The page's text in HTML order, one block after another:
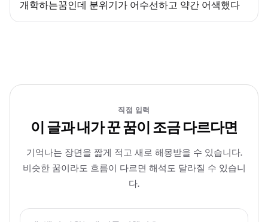
개학하는꿈인데 분위기가 어수선하고 약간 어색했다
직접 입력
이 글과 내가 꾼 꿈이 조금 다르다면
기억나는 장면을 짧게 적고 새로 해몽받을 수 있습니다.
비슷한 꿈이라도 흐름이 다르면 해석도 달라질 수 있습니
다.